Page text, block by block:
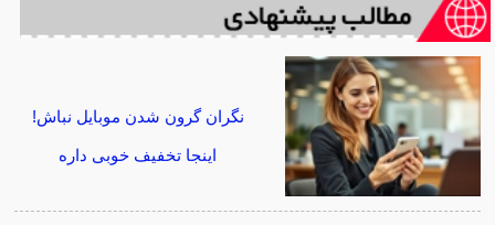
نگران گرون شدن موبایل نباش!
اینجا تخفیف خوبی داره